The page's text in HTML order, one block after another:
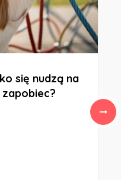
się nudzą na